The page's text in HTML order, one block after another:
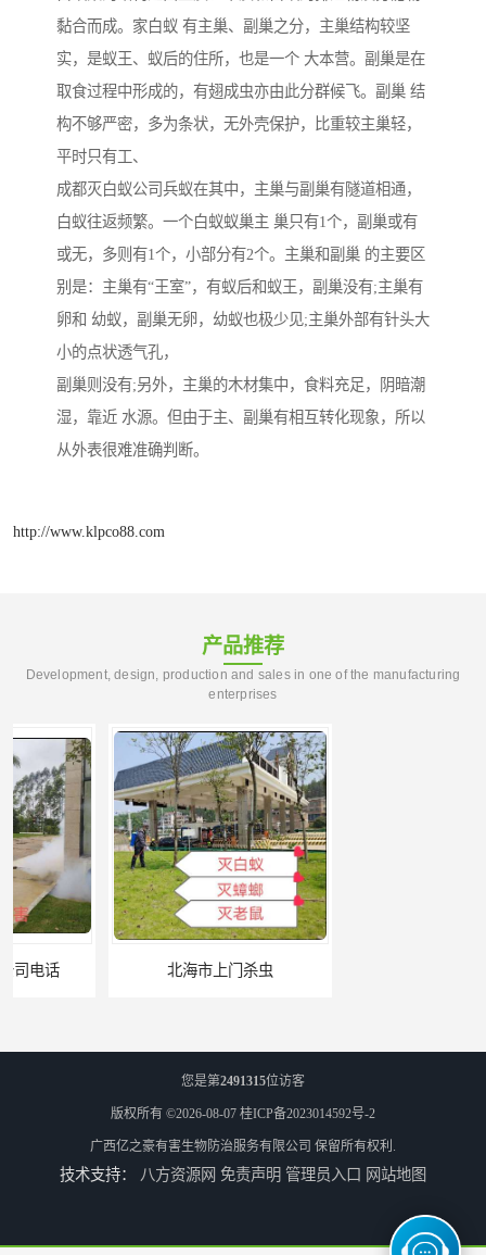
黏合而成。家白蚁 有主巢、副巢之分，主巢结构较坚
实，是蚁王、蚁后的住所，也是一个 大本营。副巢是在
取食过程中形成的，有翅成虫亦由此分群候飞。副巢 结
构不够严密，多为条状，无外壳保护，比重较主巢轻，
平时只有工、
成都灭白蚁公司兵蚁在其中，主巢与副巢有隧道相通，
白蚁往返频繁。一个白蚁蚁巢主 巢只有1个，副巢或有
或无，多则有1个，小部分有2个。主巢和副巢 的主要区
别是：主巢有“王室”，有蚁后和蚁王，副巢没有;主巢有
卵和 幼蚁，副巢无卵，幼蚁也极少见;主巢外部有针头大
小的点状透气孔，
副巢则没有;另外，主巢的木材集中，食料充足，阴暗潮
湿，靠近 水源。但由于主、副巢有相互转化现象，所以
从外表很难准确判断。
http://www.klpco88.com
产品推荐
Development, design, production and sales in one of the manufacturing
enterprises
北海市上门杀虫
河池市游乐园杀虫 百色农贸市场杀虫公司
您是第2491315位访客
版权所有 ©2026-08-07 桂ICP备2023014592号-2
广西亿之豪有害生物防治服务有限公司 保留所有权利.
技术支持： 八方资源网 免责声明 管理员入口 网站地图